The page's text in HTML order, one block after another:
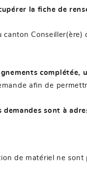
la fiche de
canton
complétée,
afin de
demandes sont à
de matériel ne sont